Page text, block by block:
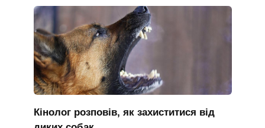
Кінолог розповів, як захиститися від